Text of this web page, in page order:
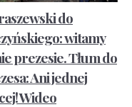
do
witamy
prezesie. Tłum do
Ani jednej
Wideo